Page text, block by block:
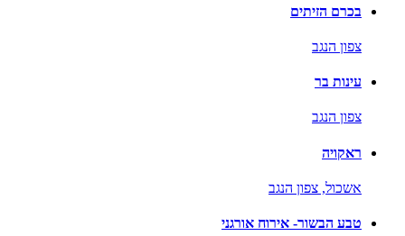
בכרם הזיתים
צפון הנגב
עינות בר
צפון הנגב
ראקויה
אשכול, צפון הנגב
טבע הבשור- אירוח אורגני